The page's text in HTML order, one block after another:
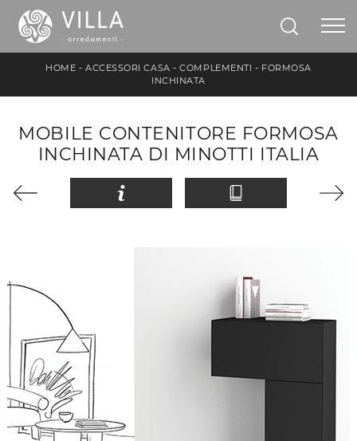
HOME - ACCESSORI CASA -COMPLEMENTI - FORMOSA
INCHINATA
MOBILE CONTENITORE FORMOSA
INCHINATA DI MINOTTI ITALIA